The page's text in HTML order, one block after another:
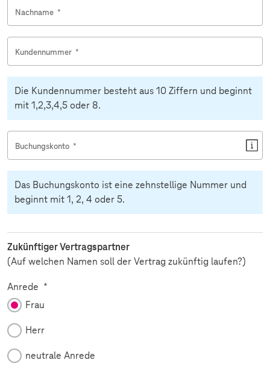
Nachname *
Kundennummer *
Die Kundennummer besteht aus 10 Ziffern und beginnt
mit 1,2,3,4,5 oder 8.
Buchungskonto *
Das Buchungskonto ist eine zehnstellige Nummer und
beginnt mit 1, 2, 4 oder 5.
Zukünftiger Vertragspartner
(Auf welchen Namen soll der Vertrag zukünftig laufen?)
Anrede Pflichtfeld
*
Frau
Herr
neutrale Anrede